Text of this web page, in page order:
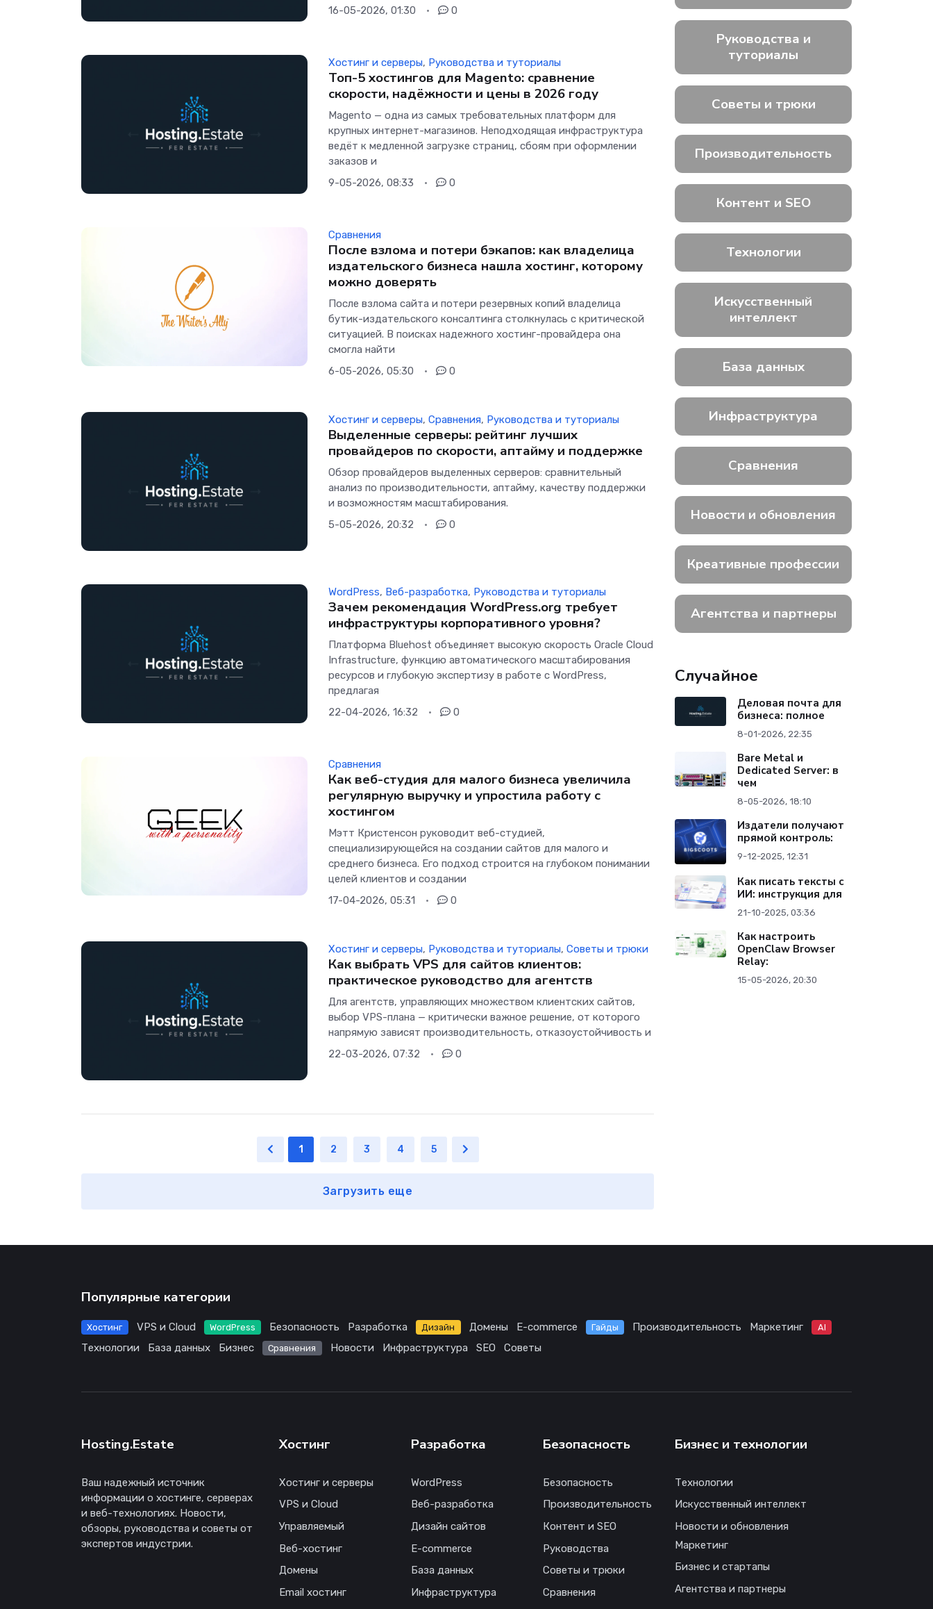
16-05-2026, 01:30
0
Хостинг и серверы, Руководства и туториалы
Топ-5 хостингов для Magento: сравнение
скорости, надёжности и цены в 2026 году
Magento — одна из самых требовательных платформ для
крупных интернет-магазинов. Неподходящая инфраструктура
ведёт к медленной загрузке страниц, сбоям при оформлении
заказов и
9-05-2026, 08:33
0
Сравнения
После взлома и потери бэкапов: как владелица
издательского бизнеса нашла хостинг, которому
можно доверять
После взлома сайта и потери резервных копий владелица
бутик-издательского консалтинга столкнулась с критической
ситуацией. В поисках надежного хостинг-провайдера она
смогла найти
6-05-2026, 05:30
0
Хостинг и серверы,Сравнения, Руководства и туториалы
Выделенные серверы: рейтинг лучших
провайдеров по скорости, аптайму и поддержке
Обзор провайдеров выделенных серверов: сравнительный
анализ по производительности, аптайму, качеству поддержки
и возможностям масштабирования.
5-05-2026, 20:32
0
WordPress, Веб-разработка, Руководства и туториалы
Зачем рекомендация WordPress.org требует
инфраструктуры корпоративного уровня?
Платформа Bluehost объединяет высокую скорость Oracle Cloud
Infrastructure, функцию автоматического масштабирования
ресурсов и глубокую экспертизу в работе с WordPress,
предлагая
22-04-2026, 16:32
0
Сравнения
Как веб-студия для малого бизнеса увеличила
регулярную выручку и упростила работу с
хостингом
Мэтт Кристенсон руководит веб-студией,
специализирующейся на создании сайтов для малого и
среднего бизнеса. Его подход строится на глубоком понимании
целей клиентов и создании
17-04-2026, 05:31
0
Хостинг и серверы, Руководства и туториалы,Советы и трюки
Как выбрать VPS для сайтов клиентов:
практическое руководство для агентств
Для агентств, управляющих множеством клиентских сайтов,
выбор VPS-плана — критически важное решение, от которого
напрямую зависят производительность, отказоустойчивость и
22-03-2026, 07:32
0
1 2 3 4 5
Загрузить еще
Руководства и
туториалы
Советы и трюки
Производительность
Контент и SEO
Технологии
Искусственный
интеллект
База данных
Инфраструктура
Сравнения
Новости и обновления
Креативные профессии
Агентства и партнеры
Случайное
Деловая почта для
бизнеса: полное
8-01-2026, 22:35
Bare Metal и
Dedicated Server: в
чем
8-05-2026, 18:10
Издатели получают
прямой контроль:
9-12-2025, 12:31
Как писать тексты с
ИИ: инструкция для
21-10-2025, 03:36
Как настроить
OpenClaw Browser
Relay:
15-05-2026, 20:30
Популярные категории
Хостинг VPS и Cloud WordPress Безопасность Разработка Дизайн Домены E-commerce Гайды Производительность Маркетинг AI
Технологии База данных Бизнес Сравнения Новости Инфраструктура SEO Советы
Hosting.Estate
Ваш надежный источник
информации о хостинге, серверах
и веб-технологиях. Новости,
обзоры, руководства и советы от
экспертов индустрии.
Хостинг
Хостинг и серверы
VPS и Cloud
Управляемый
Веб-хостинг
Домены
Email хостинг
Разработка
WordPress
Веб-разработка
Дизайн сайтов
E-commerce
База данных
Инфраструктура
Безопасность
Безопасность
Производительность
Контент и SEO
Руководства
Советы и трюки
Сравнения
Бизнес и технологии
Технологии
Искусственный интеллект
Новости и обновления
Маркетинг
Бизнес и стартапы
Агентства и партнеры